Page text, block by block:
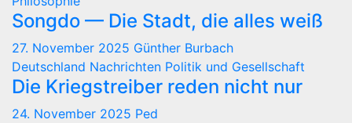
Songdo — Die Stadt, die alles weiß
27. November 2025 Günther Burbach
Deutschland Nachrichten Politik und Gesellschaft
Die Kriegstreiber reden nicht nur
24. November 2025 Ped